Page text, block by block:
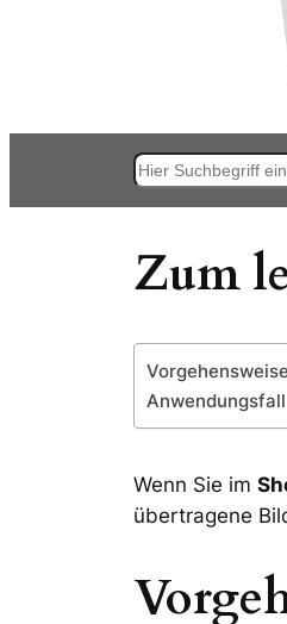
Suchen
Zum
Vorgehensweise
Anwendungsfall
Wenn Sie im
übertragene